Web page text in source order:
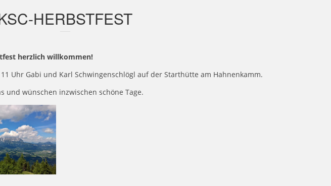
HERBSTFEST
herzlich willkommen!
Uhr Gabi und Karl Schwingenschlögl auf der Starthütte am Hahnenkamm.
wünschen inzwischen schöne Tage.